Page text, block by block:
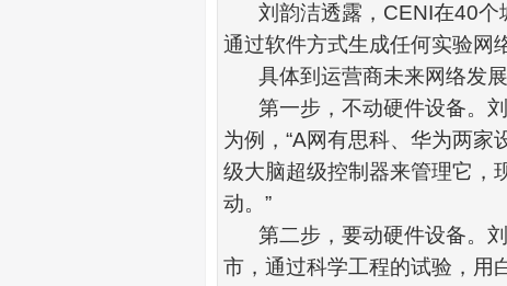
刘韵洁透露， CENI在40个
通过软件方式生成任何实验网
具体到 运营商未来网络发
第一步，不动硬件设备。
为例， “A网有思科、 华为两家
级大脑超级控制器来管理它，
动。 ”
第二步，要动硬件设备。
市，通过科学工程的试验，用